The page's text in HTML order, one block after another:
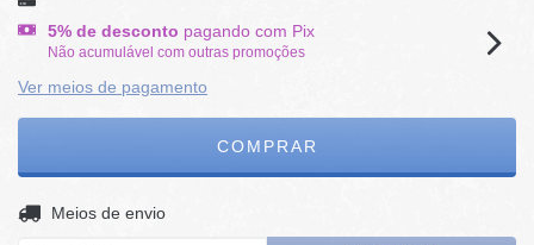
5% de desconto pagando com Pix
Não acumulável com outras promoções
Ver meios de pagamento
Entregas para o CEP:
Meios de envio